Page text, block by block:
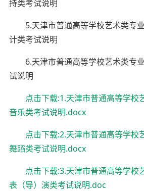
持类考试说明
5.天津市普通高等学校艺术类专
计类考试说明
6.天津市普通高等学校艺术类专
试说明
点击下载:1.天津市普通高等学校
音乐类考试说明.docx
点击下载:2.天津市普通高等学校
舞蹈类考试说明.docx
点击下载:3.天津市普通高等学校
表（导）演类考试说明.doc